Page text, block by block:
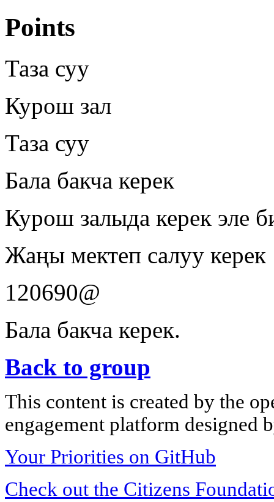
Points
Таза суу
Курош зал
Таза суу
Бала бакча керек
Курош залыда керек эле
Жаңы мектеп салуу керек
120690@
Бала бакча керек.
Back to group
This content is created by the
engagement platform designed
Your Priorities on GitHub
Check out the Citizens